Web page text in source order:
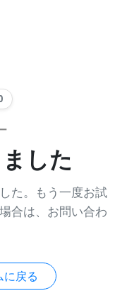
した
た。もう一度お試
合は、お問い合わ
に戻る